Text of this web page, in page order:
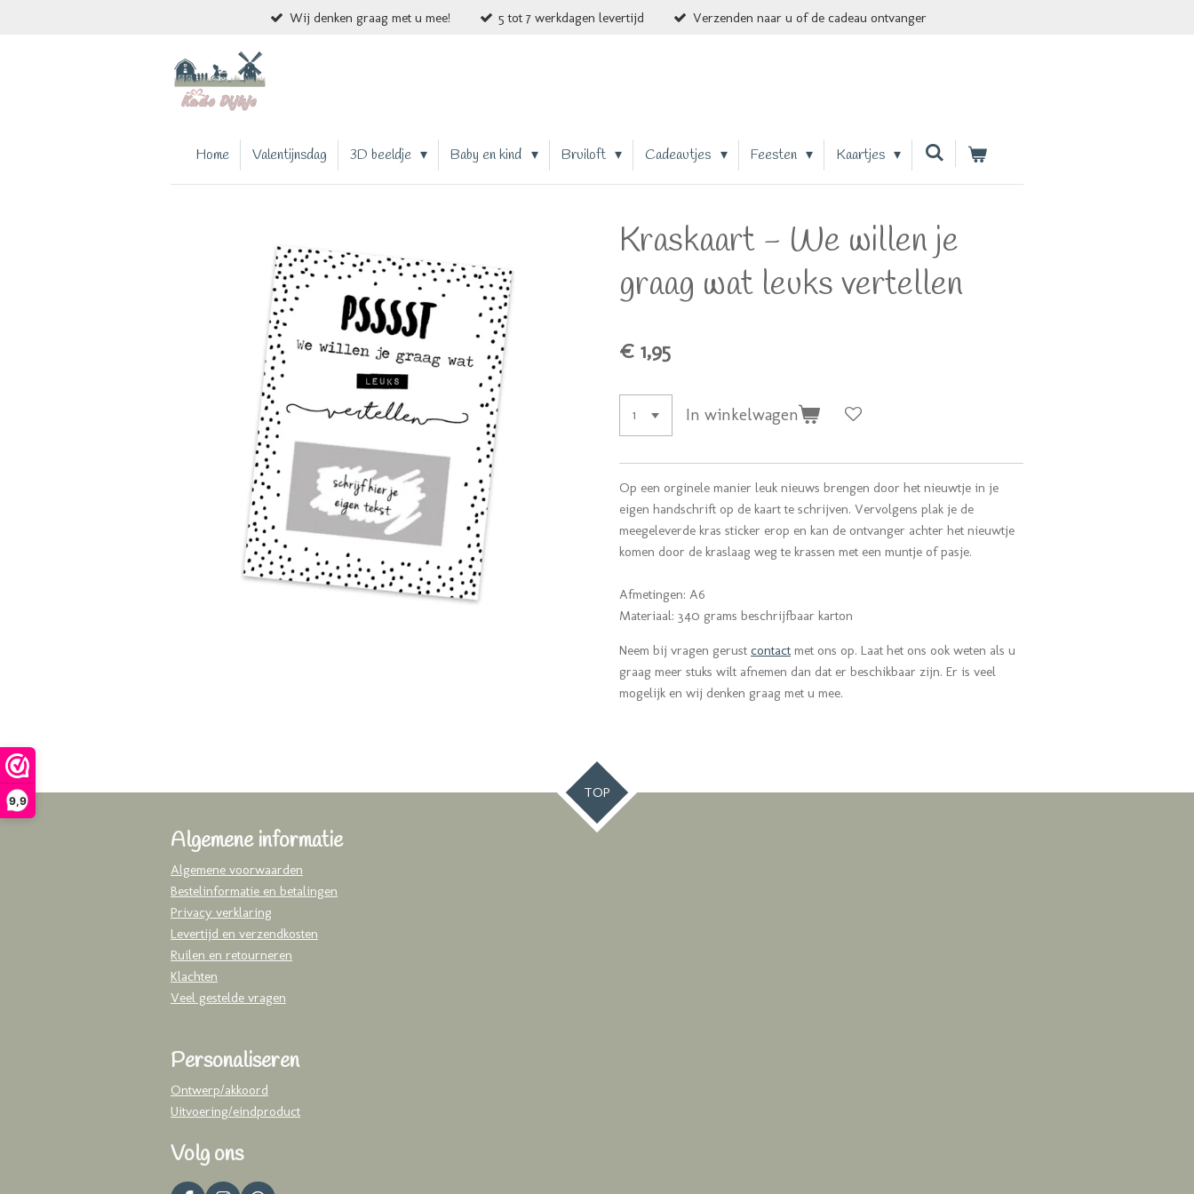
9,9
Wij denken graag met u mee! 5 tot 7 werkdagen levertijd Verzenden naar u of de cadeau ontvanger
Home Valentijnsdag 3D beeldje Baby en kind Bruiloft Cadeautjes Feesten Kaartjes
Kraskaart - We willen je
graag wat leuks vertellen
€ 1,95
In winkelwagen
Op een orginele manier leuk nieuws brengen door het nieuwtje in je
eigen handschrift op de kaart te schrijven. Vervolgens plak je de
meegeleverde kras sticker erop en kan de ontvanger achter het nieuwtje
komen door de kraslaag weg te krassen met een muntje of pasje.
Afmetingen: A6
Materiaal: 340 grams beschrijfbaar karton
Neem bij vragen gerust contact met ons op. Laat het ons ook weten als u
graag meer stuks wilt afnemen dan dat er beschikbaar zijn. Er is veel
mogelijk en wij denken graag met u mee.
TOP
Algemene informatie
Algemene voorwaarden
Bestelinformatie en betalingen
Privacy verklaring
Levertijd en verzendkosten
Ruilen en retourneren
Klachten
Veel gestelde vragen
Personaliseren
Ontwerp/akkoord
Uitvoering/eindproduct
Volg ons